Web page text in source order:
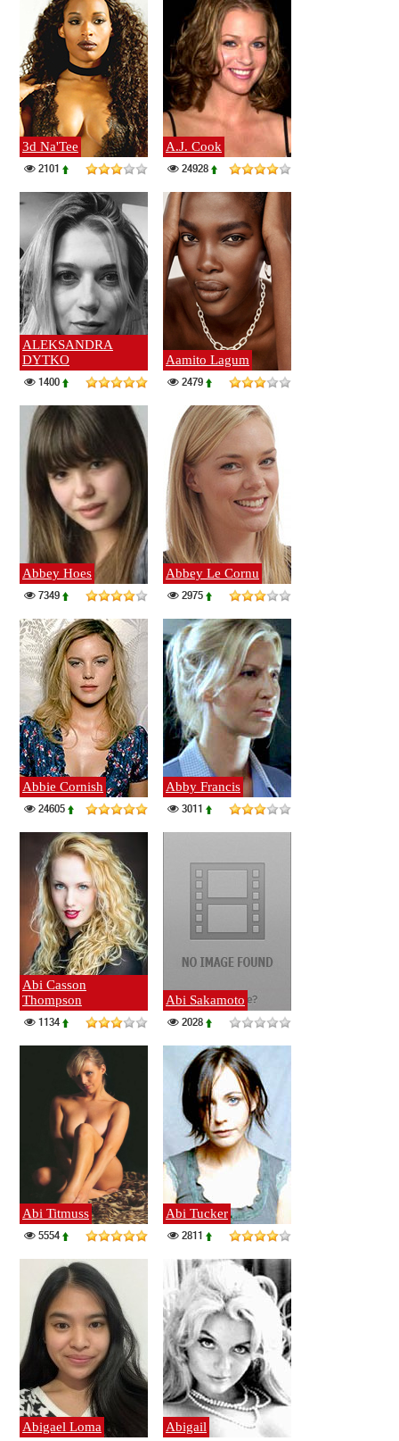
3d Na'Tee
2101
A.J. Cook
24928
ALEKSANDRA
DYTKO
1400
Aamito Lagum
2479
Abbey Hoes
7349
Abbey Le Cornu
2975
Abbie Cornish
24605
Abby Francis
3011
Abi Casson
Thompson
1134
Abi Sakamoto
2028
Abi Titmuss
5554
Abi Tucker
2811
Abigael Loma Abigail